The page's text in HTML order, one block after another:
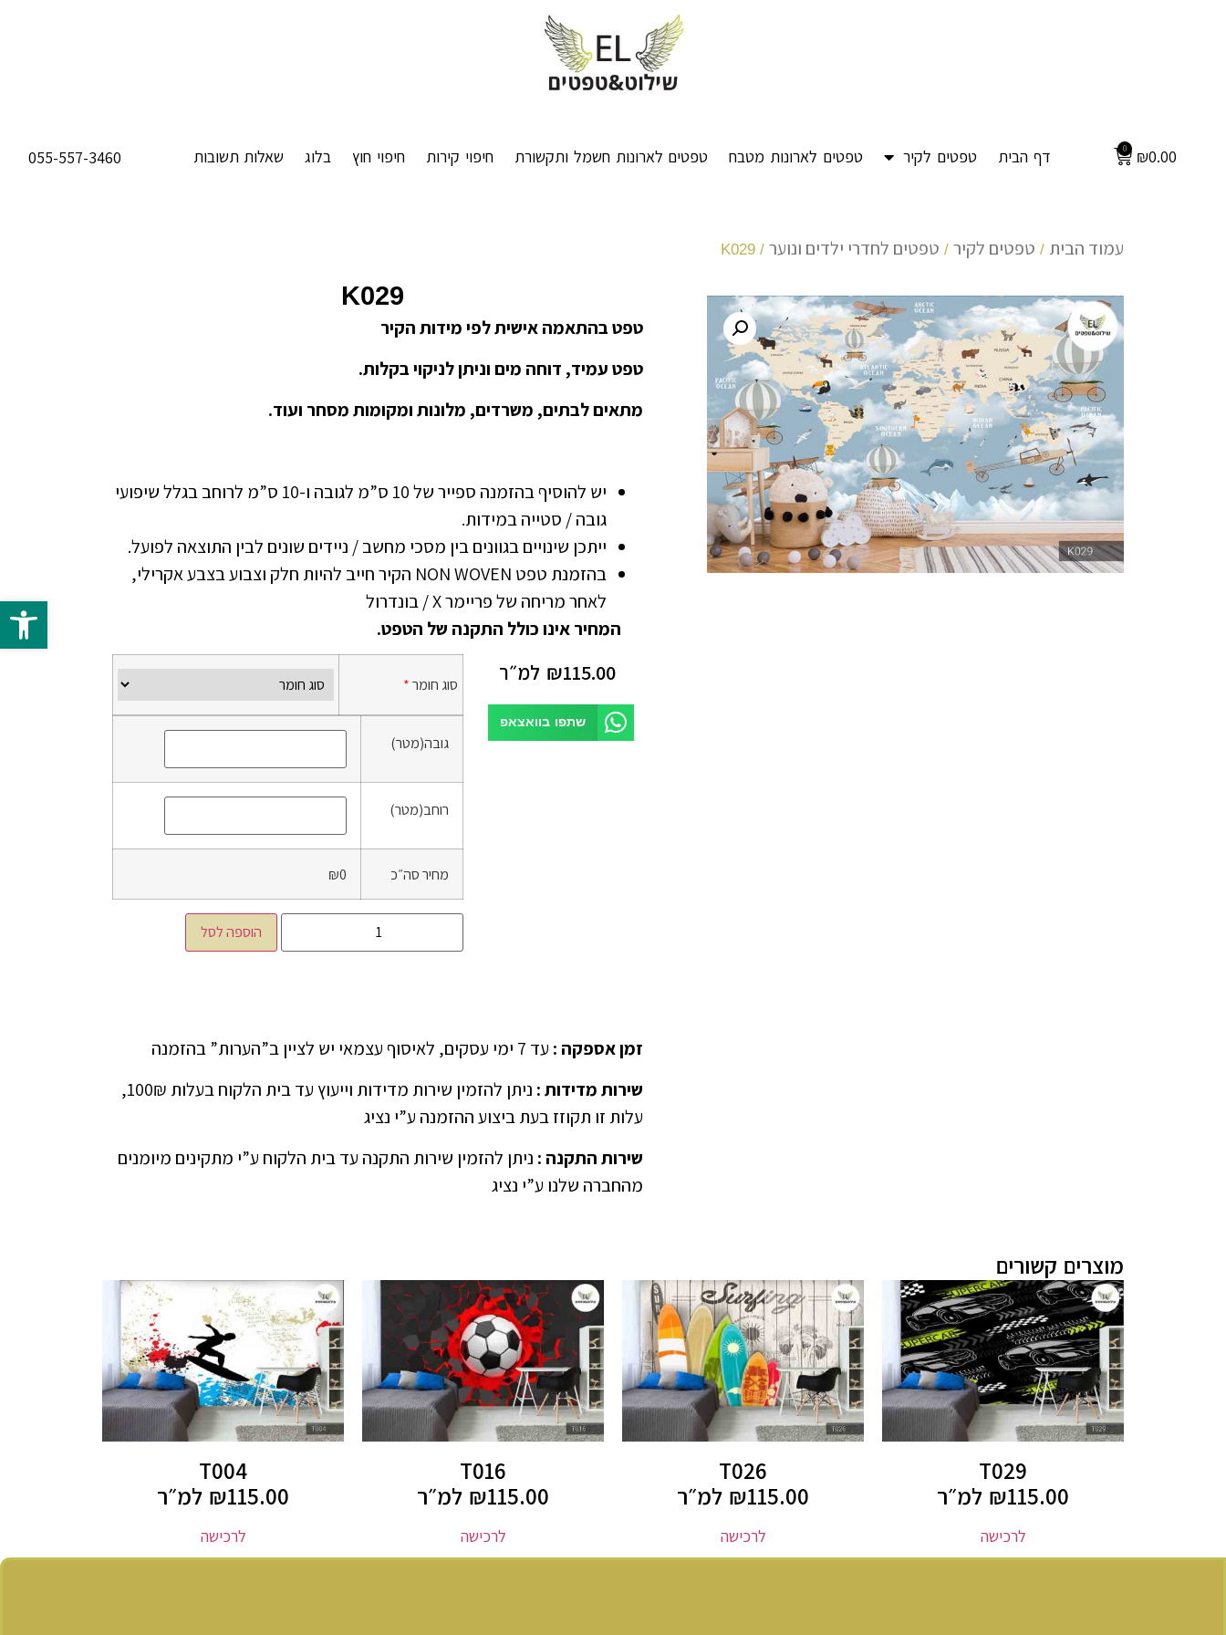
₪0.00
0 דף הבית טפטים לקיר טפטים לארונות מטבח טפטים לארונות חשמל ותקשורת חיפוי קירות חיפוי חוץ בלוג שאלות תשובות 055-557-3460
עמוד הבית / טפטים לקיר / טפטים לחדרי ילדים ונוער / K029
K029
טפט בהתאמה אישית לפי מידות הקיר
טפט עמיד, דוחה מים וניתן לניקוי בקלות.
מתאים לבתים, משרדים, מלונות ומקומות מסחר ועוד.
יש להוסיף בהזמנה ספייר של 10 ס”מ לגובה ו-10 ס”מ לרוחב בגלל שיפועי
גובה / סטייה במידות.
ייתכן שינויים בגוונים בין מסכי מחשב / ניידים שונים לבין התוצאה לפועל.
בהזמנת טפט NON WOVEN הקיר חייב להיות חלק וצבוע בצבע אקרילי,
לאחר מריחה של פריימר X / בונדרול
המחיר אינו כולל התקנה של הטפט.
₪115.00 למ״ר
שתפו בוואצאפ
סוג חומר*
גובה(מטר)
רוחב(מטר)
מחיר סה״כ ₪0
הוספה לסל
זמן אספקה : עד 7 ימי עסקים, לאיסוף עצמאי יש לציין ב”הערות” בהזמנה
שירות מדידות:
ניתן להזמין שירות מדידות וייעוץ עד בית הלקוח בעלות 100₪,
עלות זו תקוזז בעת ביצוע ההזמנה ע”י נציג
שירות התקנה : ניתן להזמין שירות התקנה עד בית הלקוח ע”י מתקינים מיומנים
מהחברה שלנו ע”י נציג
מוצרים קשורים
T029
₪115.00 למ״ר
לרכישה
T026
₪115.00 למ״ר
לרכישה
T016
₪115.00 למ״ר
לרכישה
T004
₪115.00 למ״ר
לרכישה